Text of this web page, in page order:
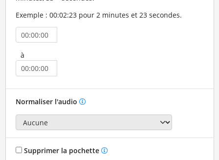
Exemple : 00:02:23 pour 2 minutes et 23 secondes.
à
Normaliser l'audio
Supprimer la pochette